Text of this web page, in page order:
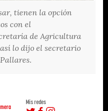
tienen la opción
con el
de Agricultura
lo dijo el secretario
Mis redes